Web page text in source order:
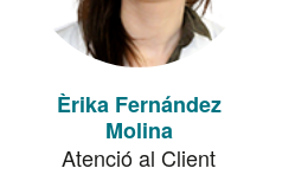
Èrika Fernández
Molina
Atenció al Client